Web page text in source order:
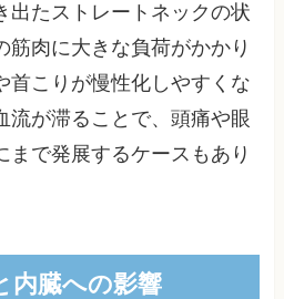
出たストレートネックの状
筋肉に大きな負荷がかかり
首こりが慢性化しやすくな
流が滞ることで、頭痛や眼
まで発展するケースもあり
内臓への影響